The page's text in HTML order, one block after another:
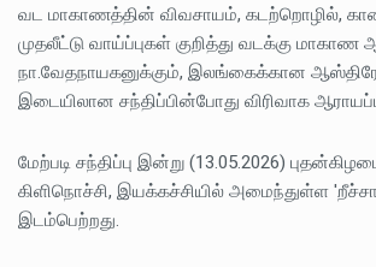
வட மாகாணத்தின் விவசாயம், கடற்றொழில்,
முதலீட்டு வாய்ப்புகள் குறித்து வடக்கு மாகாண
நா.வேதநாயகனுக்கும், இலங்கைக்கான
இடையிலான சந்திப்பின்போது விரிவாக
மேற்படி சந்திப்பு இன்று (13.05.2026)
கிளிநொச்சி, இயக்கச்சியில் அமைந்துள்ள
இடம்பெற்றது.